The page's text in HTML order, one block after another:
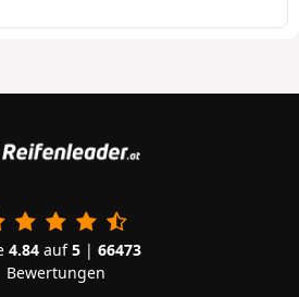
4.84 auf5 | 66473
Bewertungen